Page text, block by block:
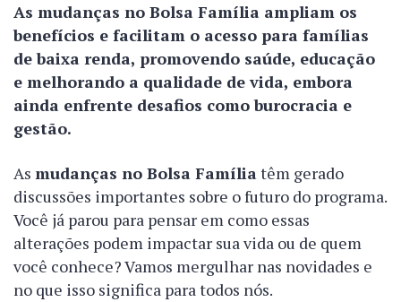
As mudanças no Bolsa Família ampliam os
benefícios e facilitam o acesso para famílias
de baixa renda, promovendo saúde, educação
e melhorando a qualidade de vida, embora
ainda enfrente desafios como burocracia e
gestão.
As mudanças no Bolsa Famíliatêm gerado
discussões importantes sobre o futuro do programa.
Você já parou para pensar em como essas
alterações podem impactar sua vida ou de quem
você conhece? Vamos mergulhar nas novidades e
no que isso significa para todos nós.